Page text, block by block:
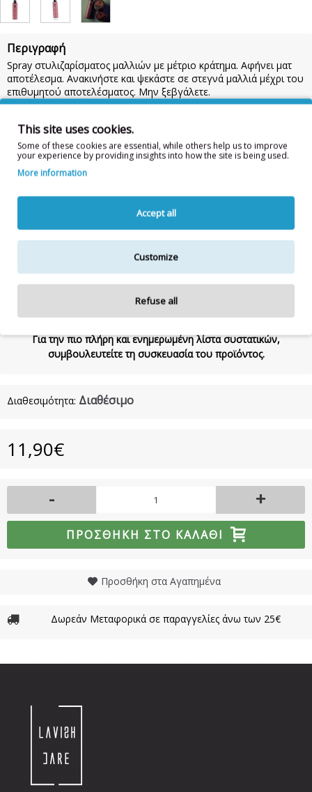
Περιγραφή
Spray στυλιζαρίσματος μαλλιών με μέτριο κράτημα. Αφήνει ματ
αποτέλεσμα. Ανακινήστε και ψεκάστε σε στεγνά μαλλιά μέχρι του
επιθυμητού αποτελέσματος. Μην ξεβγάλετε.
επαφής με τα μάτια ξεπλύνετε με άφθονο νερό. Για εξωτερική
χρήση.
Συστατικά:AQUA/WATER/EAU, KAOLIN, PVP, HYDRATED SILICA,
VP/VA COPOLYMER, PEG-12 DIMETHICONE, ACRYLATES
EDTA, CITRUS AURANTIUM DULCIS OIL/EXTRACT, VANILLIN ,
PHENOXYETHANOL, PARFUM, SODIUM HYDROXIDE, LINALYL
ACETATE , EUGENOL, LINALOOL, LIMONENE, EUGENYL
ACETATE, AMYL SALICYLATE, TETRAMETHYL
ACETYLOCTAHYDRONAPHTHALENES,
HEXAMETHYLINDANOPYRAN , CAMPHOR, COUMARIN200ml
Για την πιο πλήρη και ενημερωμένη λίστα συστατικών,
συμβουλευτείτε τη συσκευασία του προϊόντος.
Διαθεσιμότητα: Διαθέσιμο
11,90€
- +
ΠΡΟΣΘΉΚΗ ΣΤΟ ΚΑΛΆΘΙ
Προσθήκη στα Αγαπημένα
Δωρεάν Μεταφορικά σε παραγγελίες άνω των 25€
This site uses cookies.
Some of these cookies are essential, while others help us to improve
your experience by providing insights into how the site is being used.
More information
Accept all
Customize
Refuse all